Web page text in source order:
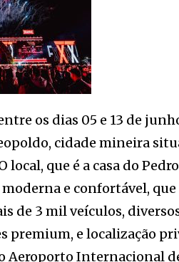
os dias 05 e 13 de
cidade mineira
local, que é a casa do
e confortável,
de 3 mil veículos,
premium, e localização
Aeroporto Internacional